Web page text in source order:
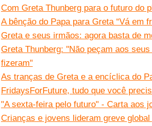
Com Greta Thunberg para o futuro do
A bênção do Papa para Greta “Vá em
Greta e seus irmãos: agora basta de
Greta Thunberg: ''Não peçam aos
fizeram''
As tranças de Greta e a encíclica do
FridaysForFuture, tudo que você
"A sexta-feira pelo futuro" - Carta aos
Crianças e jovens lideram greve